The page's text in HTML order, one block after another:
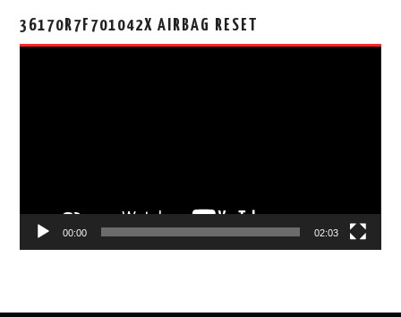
36170R7F701042X AIRBAG RESET
00:00 02:03